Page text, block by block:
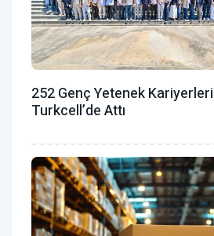
252 Genç Yetenek
Turkcell’de Attı